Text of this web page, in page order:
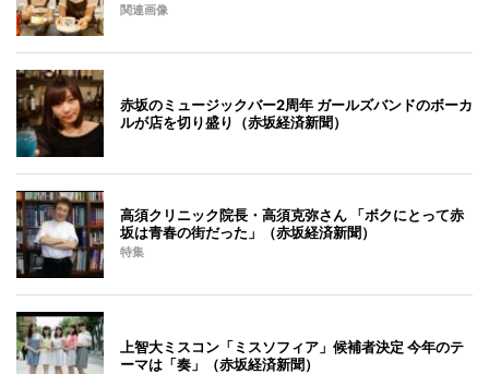
関連画像
赤坂のミュージックバー2周年 ガールズバンドのボーカ
ルが店を切り盛り（赤坂経済新聞）
高須クリニック院長・高須克弥さん 「ボクにとって赤
坂は青春の街だった」（赤坂経済新聞）
特集
上智大ミスコン「ミスソフィア」候補者決定 今年のテ
ーマは「奏」（赤坂経済新聞）